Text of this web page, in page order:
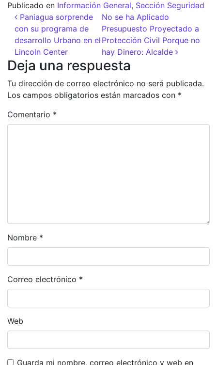
Publicado en Información General, Sección Seguridad
Navegación de entradas
Paniagua sorprende
con su programa de
desarrollo Urbano en el
Lincoln Center
No se ha Aplicado
Presupuesto Proyectado a
Protección Civil Porque no
hay Dinero: Alcalde
Deja una respuesta
Tu dirección de correo electrónico no será publicada.
Los campos obligatorios están marcados con *
Comentario *
Nombre *
Correo electrónico *
Web
Guarda mi nombre, correo electrónico y web en